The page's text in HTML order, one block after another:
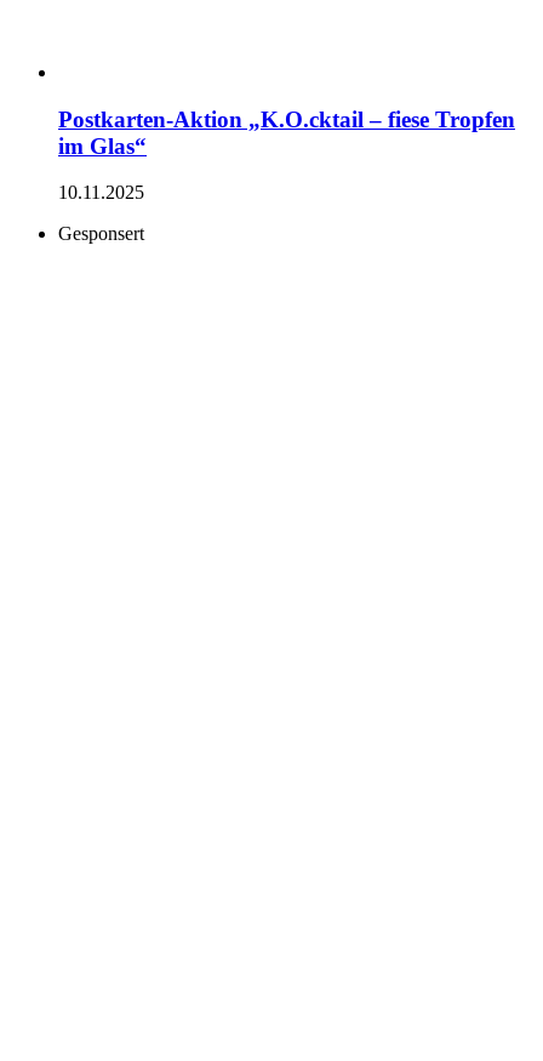
Postkarten-Aktion „K.O.cktail – fiese Tropfen
im Glas“
10.11.2025
Gesponsert